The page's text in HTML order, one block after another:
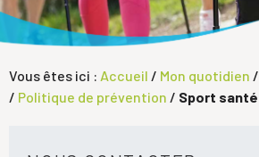
Vous êtes ici : Accueil / Mon quotidien /
/ Politique de prévention / Sport santé